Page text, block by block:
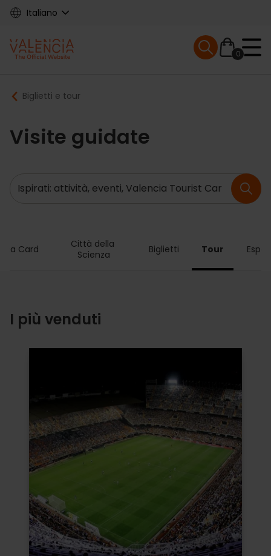
Skip
content
Italiano
Main
navigation
0
Mobile menu
Breadcrumb
Biglietti e tour
Visite guidate
Ricerca
Card
Città della
Scienza
Biglietti Tour
I più venduti